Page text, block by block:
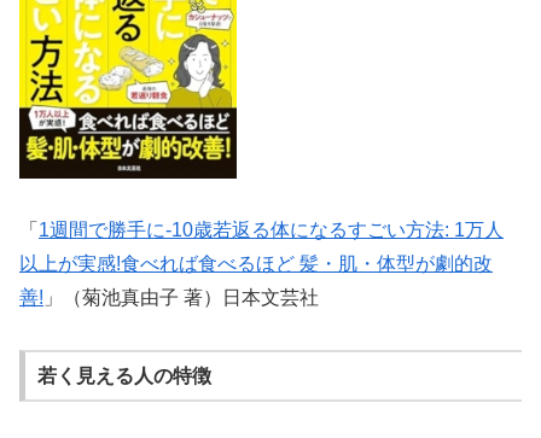
「 1週間で勝手に-10歳若返る体になるすごい方法: 1万人
以上が実感!食べれば食べるほど 髪・肌・体型が劇的改
善! 」（菊池真由子 著）日本文芸社
若く見える人の特徴